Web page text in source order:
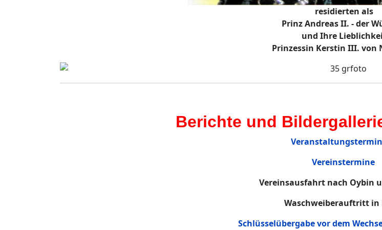
residierten als
Prinz Andreas II. - der
und Ihre
Prinzessin Kerstin III. von
Berichte und
Vereinstermine
Vereinsausfahrt nach Oybin
Waschweiberauftritt in
Schlüsselübergabe vor dem